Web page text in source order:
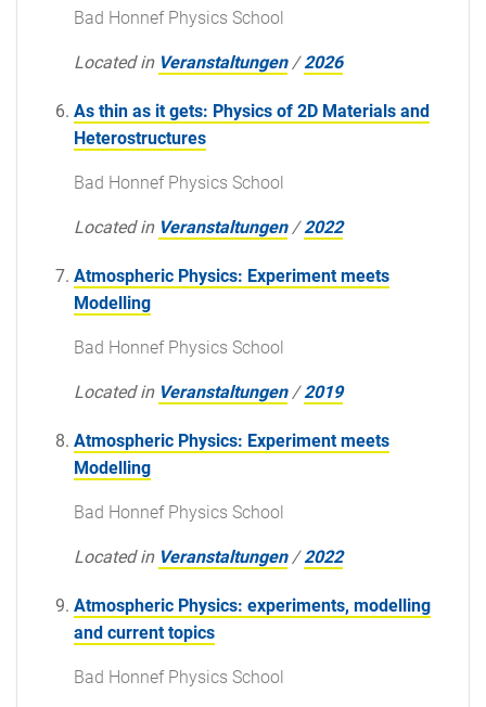
Bad Honnef Physics School
Located in Veranstaltungen /2026
As thin as it gets: Physics of 2D Materials and
Heterostructures
Bad Honnef Physics School
Located in Veranstaltungen /2022
Atmospheric Physics: Experiment meets
Modelling
Bad Honnef Physics School
Located in Veranstaltungen /2019
Atmospheric Physics: Experiment meets
Modelling
Bad Honnef Physics School
Located in Veranstaltungen /2022
Atmospheric Physics: experiments, modelling
and current topics
Bad Honnef Physics School